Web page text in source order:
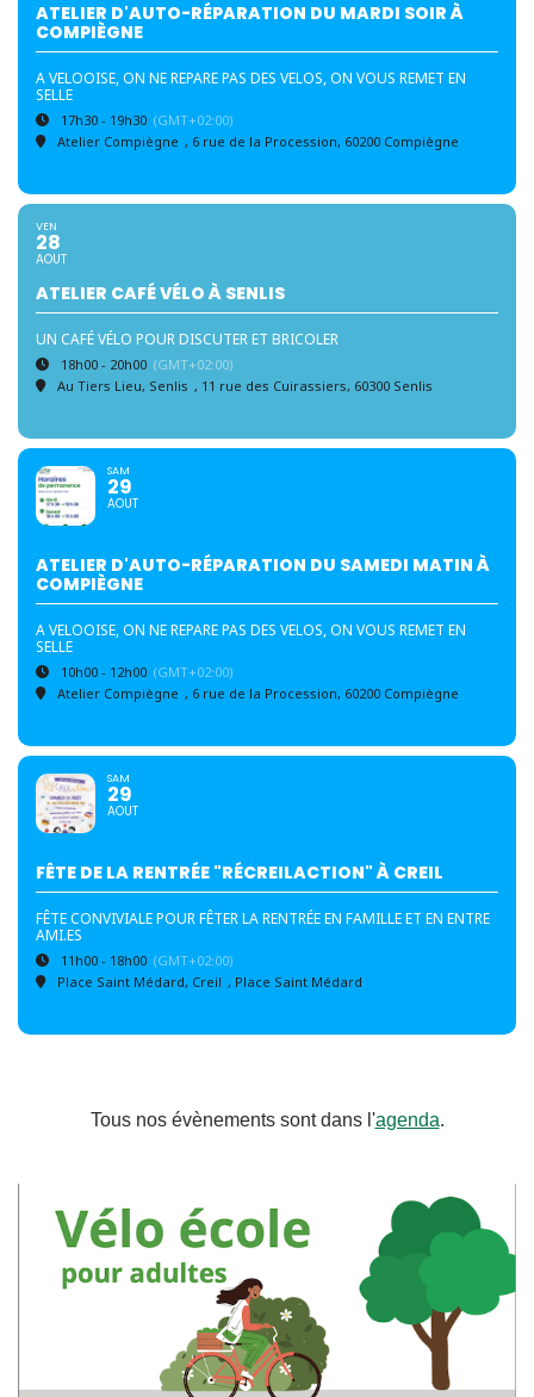
ATELIER D'AUTO-RÉPARATION DU MARDI SOIR À
COMPIÈGNE
A VELOOISE, ON NE REPARE PAS DES VELOS, ON VOUS REMET EN
SELLE
17h30 - 19h30 (GMT+02:00)
Atelier Compiègne , 6 rue de la Procession, 60200 Compiègne
VEN
28
AOUT
ATELIER CAFÉ VÉLO À SENLIS
UN CAFÉ VÉLO POUR DISCUTER ET BRICOLER
18h00 - 20h00 (GMT+02:00)
Au Tiers Lieu, Senlis , 11 rue des Cuirassiers, 60300 Senlis
SAM
29
AOUT
ATELIER D'AUTO-RÉPARATION DU SAMEDI MATIN À
COMPIÈGNE
A VELOOISE, ON NE REPARE PAS DES VELOS, ON VOUS REMET EN
SELLE
10h00 - 12h00 (GMT+02:00)
Atelier Compiègne , 6 rue de la Procession, 60200 Compiègne
SAM
29
AOUT
FÊTE DE LA RENTRÉE "RÉCREILACTION" À CREIL
FÊTE CONVIVIALE POUR FÊTER LA RENTRÉE EN FAMILLE ET EN ENTRE
AMI.ES
11h00 - 18h00 (GMT+02:00)
Place Saint Médard, Creil , Place Saint Médard
Tous nos évènements sont dans l'agenda.